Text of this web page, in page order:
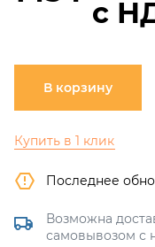
с
В корзину
Купить в 1 клик
Последнее
Возможна
самовывозом с